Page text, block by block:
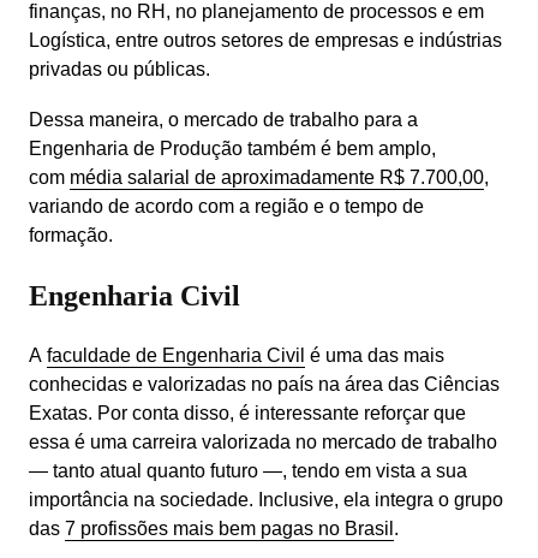
finanças, no RH, no planejamento de processos e em
Logística, entre outros setores de empresas e indústrias
privadas ou públicas.
Dessa maneira, o mercado de trabalho para a
Engenharia de Produção também é bem amplo,
com média salarial de aproximadamente R$ 7.700,00,
variando de acordo com a região e o tempo de
formação.
Engenharia Civil
A faculdade de Engenharia Civil é uma das mais
conhecidas e valorizadas no país na área das Ciências
Exatas. Por conta disso, é interessante reforçar que
essa é uma carreira valorizada no mercado de trabalho
— tanto atual quanto futuro —, tendo em vista a sua
importância na sociedade. Inclusive, ela integra o grupo
das 7 profissões mais bem pagas no Brasil .